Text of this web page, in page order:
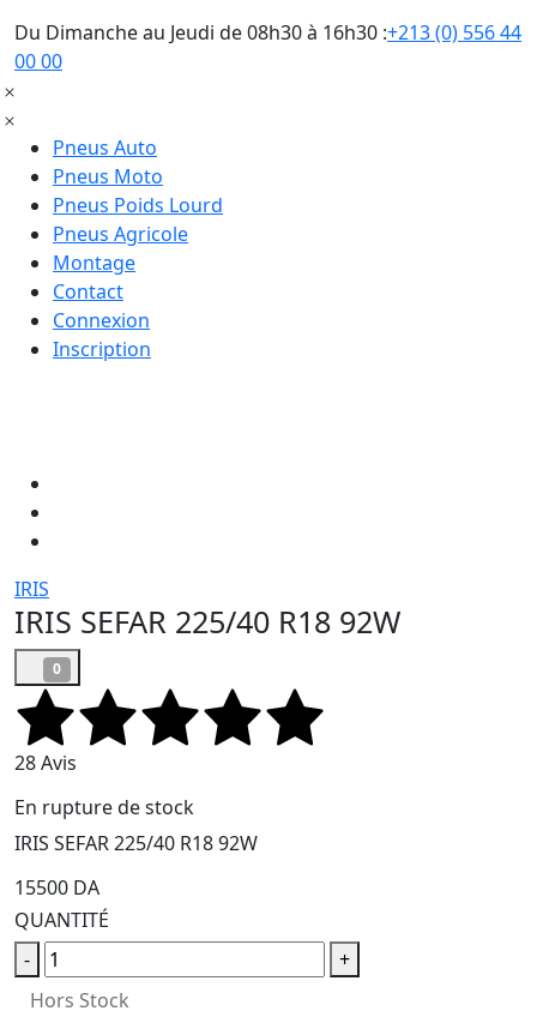
Du Dimanche au Jeudi de 08h30 à 16h30 :+213 (0) 556 44
00 00
Pneus Auto
Pneus Moto
Pneus Poids Lourd
Pneus Agricole
Montage
Contact
Connexion
Inscription
IRIS
IRIS SEFAR 225/40 R18 92W
0
28 Avis
En rupture de stock
IRIS SEFAR 225/40 R18 92W
15500 DA
QUANTITÉ
-
+
Hors Stock